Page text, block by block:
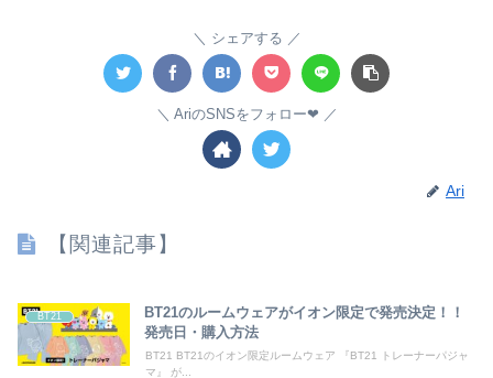
シェアする
AriのSNSをフォロー❤︎
Ari
【関連記事】
BT21
BT21のルームウェアがイオン限定で発売決定！！
発売日・購入方法
BT21 BT21のイオン限定ルームウェア 『BT21 トレーナーパジャ
マ』 が...